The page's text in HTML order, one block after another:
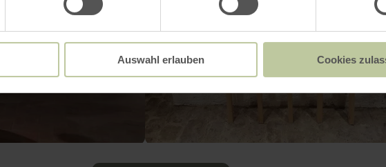
Auswahl erlauben Cookies